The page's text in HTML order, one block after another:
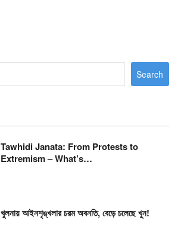
Search
Tawhidi Janata: From Protests to
Extremism – What’s…
খুলনায় আইনশৃঙ্খলার চরম অবনতি, বেড়ে চলেছে খুন!